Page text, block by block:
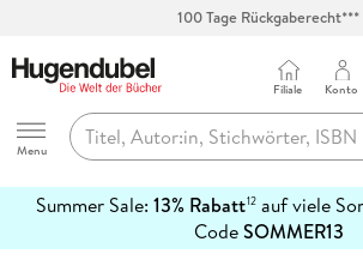
100 Tage Rückgaberecht***
Hugendubel
Menu
Filiale Konto
Summer Sale: 13% Rabatt12auf viele
CodeSOMMER13
erfahren